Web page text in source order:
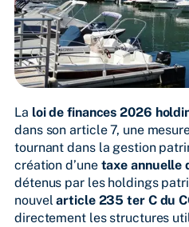
La loi de finances 2026
dans son article 7, une
tournant dans la gestion
création d’une taxe annuelle
détenus par les holdings
nouvelarticle 235 ter C du
directement les structures